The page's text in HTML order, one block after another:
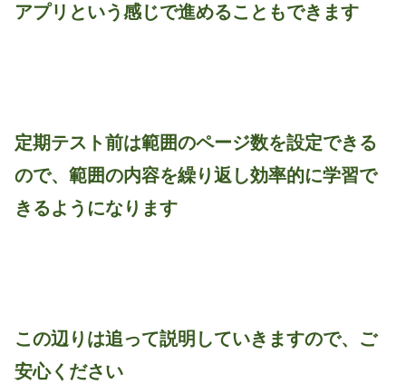
アプリという感じで進めることもできます
定期テスト前は範囲のページ数を設定できる
ので、範囲の内容を繰り返し効率的に学習で
きるようになります
この辺りは追って説明していきますので、ご
安心ください